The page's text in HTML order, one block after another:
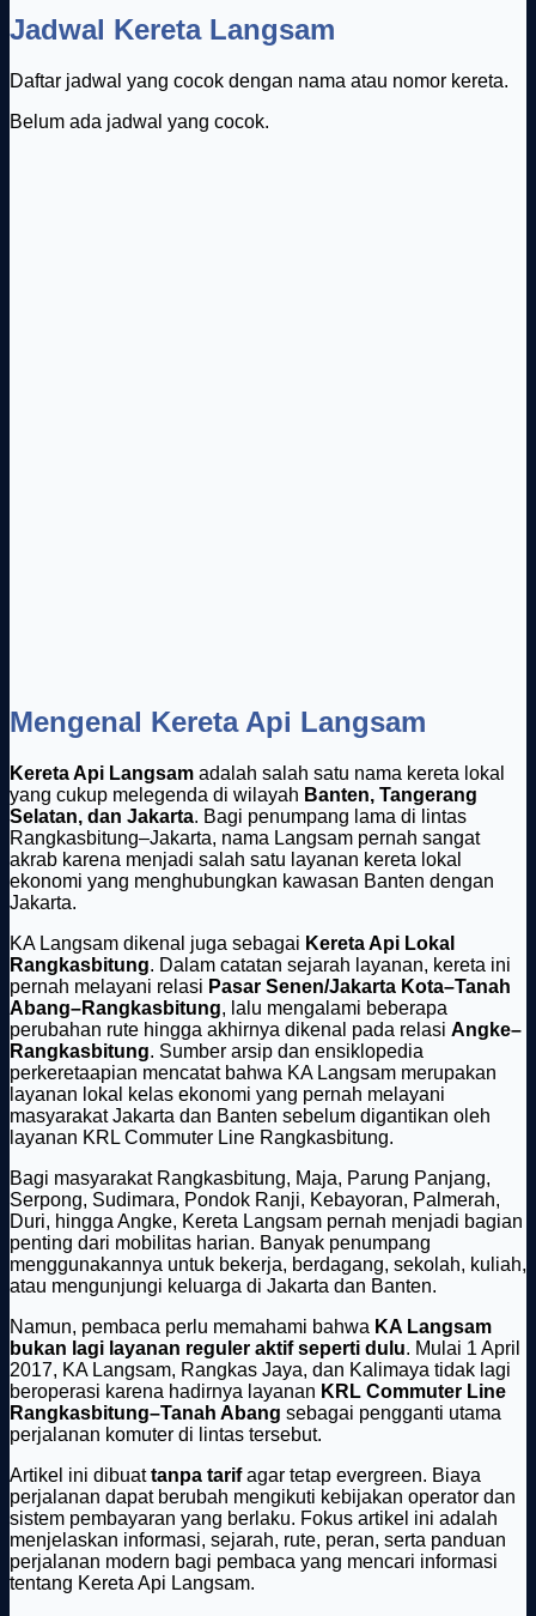
Jadwal Kereta Langsam
Daftar jadwal yang cocok dengan nama atau nomor kereta.
Belum ada jadwal yang cocok.
Mengenal Kereta Api Langsam
Kereta Api Langsam adalah salah satu nama kereta lokal
yang cukup melegenda di wilayah Banten, Tangerang
Selatan, dan Jakarta. Bagi penumpang lama di lintas
Rangkasbitung–Jakarta, nama Langsam pernah sangat
akrab karena menjadi salah satu layanan kereta lokal
ekonomi yang menghubungkan kawasan Banten dengan
Jakarta.
KA Langsam dikenal juga sebagai Kereta Api Lokal
Rangkasbitung. Dalam catatan sejarah layanan, kereta ini
pernah melayani relasi Pasar Senen/Jakarta Kota–Tanah
Abang–Rangkasbitung, lalu mengalami beberapa
perubahan rute hingga akhirnya dikenal pada relasi Angke–
Rangkasbitung. Sumber arsip dan ensiklopedia
perkeretaapian mencatat bahwa KA Langsam merupakan
layanan lokal kelas ekonomi yang pernah melayani
masyarakat Jakarta dan Banten sebelum digantikan oleh
layanan KRL Commuter Line Rangkasbitung.
Bagi masyarakat Rangkasbitung, Maja, Parung Panjang,
Serpong, Sudimara, Pondok Ranji, Kebayoran, Palmerah,
Duri, hingga Angke, Kereta Langsam pernah menjadi bagian
penting dari mobilitas harian. Banyak penumpang
menggunakannya untuk bekerja, berdagang, sekolah, kuliah,
atau mengunjungi keluarga di Jakarta dan Banten.
Namun, pembaca perlu memahami bahwa KA Langsam
bukan lagi layanan reguler aktif seperti dulu. Mulai 1 April
2017, KA Langsam, Rangkas Jaya, dan Kalimaya tidak lagi
beroperasi karena hadirnya layanan KRL Commuter Line
Rangkasbitung–Tanah Abang sebagai pengganti utama
perjalanan komuter di lintas tersebut.
Artikel ini dibuattanpa tarifagar tetap evergreen. Biaya
perjalanan dapat berubah mengikuti kebijakan operator dan
sistem pembayaran yang berlaku. Fokus artikel ini adalah
menjelaskan informasi, sejarah, rute, peran, serta panduan
perjalanan modern bagi pembaca yang mencari informasi
tentang Kereta Api Langsam.